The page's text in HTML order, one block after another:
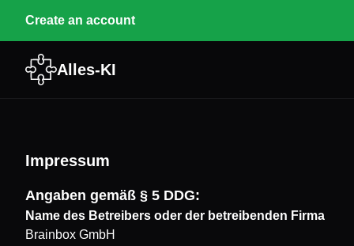
Create an account
Alles-KI
Impressum
Angaben gemäß § 5 DDG:
Name des Betreibers oder der betreibenden Firma
Brainbox GmbH